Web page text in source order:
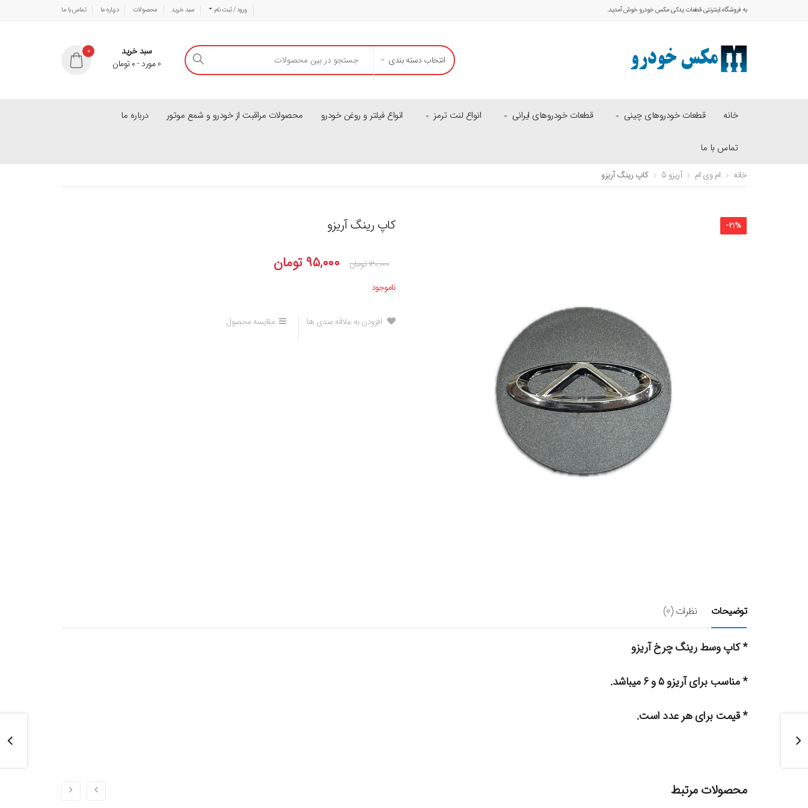
به فروشگاه اینترنتی قطعات یدکی مکس خودرو خوش آمدید. ورود / ثبت نام سبد خرید محصولات درباره ما تماس با ما
انتخاب دسته بندی
0
سبد خرید
0مورد-۰ تومان
خانه قطعات خودروهای چینی قطعات خودروهای ایرانی انواع لنت ترمز انواع فیلتر و روغن خودرو محصولات مراقبت از خودرو و شمع موتور درباره ما
تماس با ما
خانه ام وی ام آریزو 5 کاپ رینگ آریزو
-21% کاپ رینگ آریزو
۱۲۰,۰۰۰تومان ۹۵,۰۰۰ تومان
ناموجود
افزودن به علاقه مندی ها مقایسه محصول
توضیحات نظرات (0)
* کاپ وسط رینگ چرخ آریزو
* مناسب برای آریزو ۵ و ۶ میباشد.
* قیمت برای هر عدد است.
محصولات مرتبط